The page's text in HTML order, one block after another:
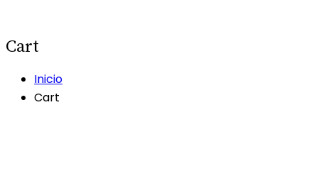
Cart
Inicio
Cart